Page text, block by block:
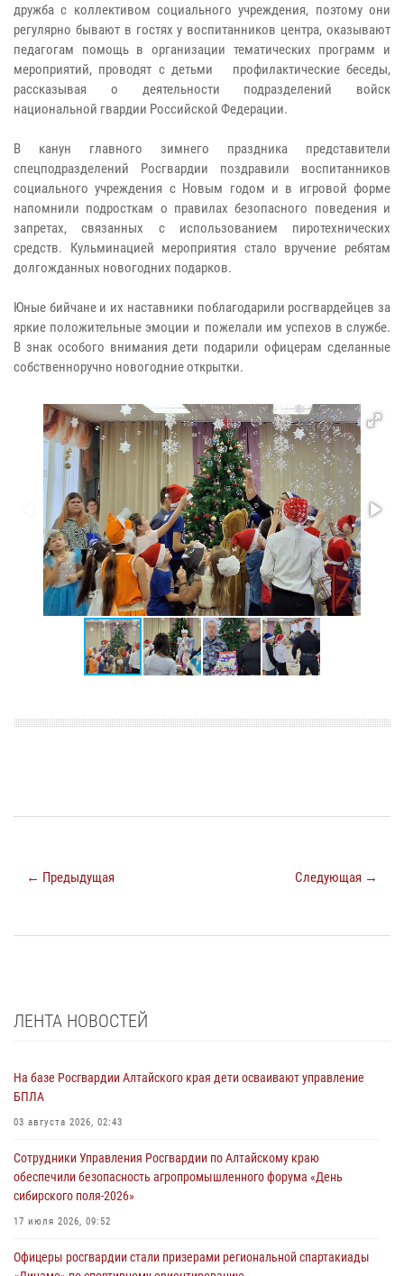
дружба с коллективом социального учреждения, поэтому они
регулярно бывают в гостях у воспитанников центра, оказывают
педагогам помощь в организации тематических программ и
мероприятий, проводят с детьми профилактические беседы,
рассказывая о деятельности подразделений войск
национальной гвардии Российской Федерации.
В канун главного зимнего праздника представители
спецподразделений Росгвардии поздравили воспитанников
социального учреждения с Новым годом и в игровой форме
напомнили подросткам о правилах безопасного поведения и
запретах, связанных с использованием пиротехнических
средств. Кульминацией мероприятия стало вручение ребятам
долгожданных новогодних подарков.
Юные бийчане и их наставники поблагодарили росгвардейцев за
яркие положительные эмоции и пожелали им успехов в службе.
В знак особого внимания дети подарили офицерам сделанные
собственноручно новогодние открытки.
← Предыдущая Следующая →
ЛЕНТА НОВОСТЕЙ
На базе Росгвардии Алтайского края дети осваивают управление
БПЛА
03 августа 2026, 02:43
Сотрудники Управления Росгвардии по Алтайскому краю
обеспечили безопасность агропромышленного форума «День
сибирского поля-2026»
17 июля 2026, 09:52
Офицеры росгвардии стали призерами региональной спартакиады